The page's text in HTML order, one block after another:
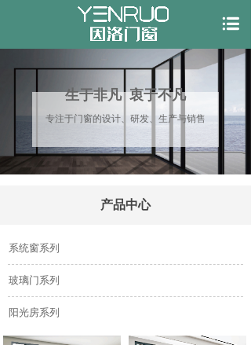
生于非凡 衷于不凡
专注于门窗的设计、研发、生产与销售
产品中心
系统窗系列
玻璃门系列
阳光房系列